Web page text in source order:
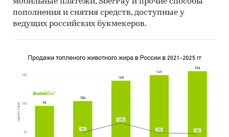
федеральных округов
Динамика цены в актуальном месяце по
федеральным округам, 2017-2025
Темпы прироста цены в актуальном месяце
аналогичному периоду предыдущего года
Динамика средней цены по кварталам 2024-
Динамика цены по месяцам 2025 года в
мобильные платежи, SberPay и прочие способы
пополнения и снятия средств, доступные у
ведущих российских букмекеров.